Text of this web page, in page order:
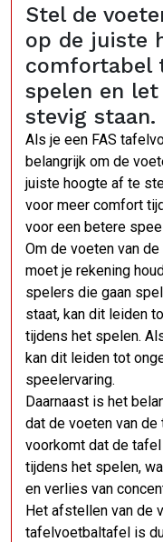
Stel de
op de juiste
comfortabel
spelen en
stevig staan.
Als je een FAS
belangrijk om de
juiste hoogte af te
voor meer comfort
voor een betere
Om de voeten van
moet je rekening
spelers die gaan
staat, kan dit leiden
tijdens het spelen.
kan dit leiden tot
speelervaring.
Daarnaast is het
dat de voeten van
voorkomt dat de
tijdens het spelen,
en verlies van
Het afstellen van de
tafelvoetbaltafel is